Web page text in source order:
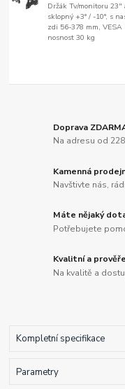
Držák Tv/monitoru 23"
sklopný +3° / -10°, s
zdi 56-378 mm,
nosnost 30 kg
Doprava
Na adresu od
Kamenná
Navštivte nás,
Máte nějaký
Potřebujete
Kvalitní a
Na kvalitě a
Kompletní specifikace
Parametry